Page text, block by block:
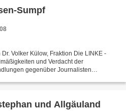
Sumpf
Volker Külow, Fraktion Die LINKE -
und Verdacht der
gegenüber Journalisten
und Allgäuland